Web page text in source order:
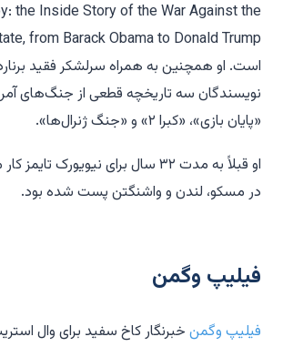
the Inside Story of the War Against the
است. او همچنین به همراه سرلشکر فقید برنارد
نویسندگان سه تاریخچه قطعی از جنگ‌های
«پایان بازی»، «کبرا ۲» و «جنگ ژنرال‌ها».
او قبلاً به مدت ۳۲ سال برای نیویورک
در مسکو، لندن و واشنگتن پست شده بود.
فیلیپ وگمن
فیلیپ وگمن خبرنگار کاخ سفید برای وال